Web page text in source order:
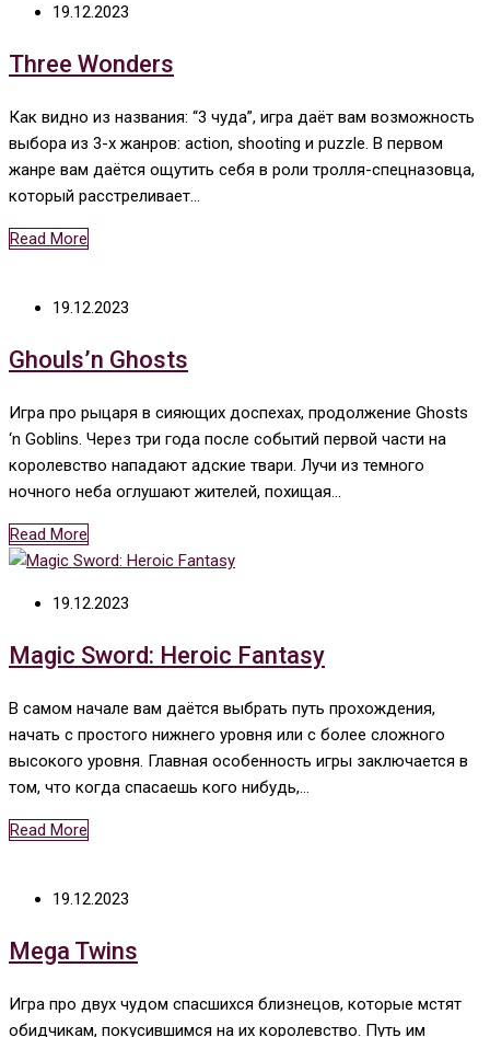
19.12.2023
Three Wonders
Как видно из названия: “3 чуда”, игра даёт вам возможность
выбора из 3-х жанров: action, shooting и puzzle. В первом
жанре вам даётся ощутить себя в роли тролля-спецназовца,
который расстреливает…
Read More
19.12.2023
Ghouls’n Ghosts
Игра про рыцаря в сияющих доспехах, продолжение Ghosts
‘n Goblins. Через три года после событий первой части на
королевство нападают адские твари. Лучи из темного
ночного неба оглушают жителей, похищая…
Read More
19.12.2023
Magic Sword: Heroic Fantasy
В самом начале вам даётся выбрать путь прохождения,
начать с простого нижнего уровня или с более сложного
высокого уровня. Главная особенность игры заключается в
том, что когда спасаешь кого нибудь,…
Read More
19.12.2023
Mega Twins
Игра про двух чудом спасшихся близнецов, которые мстят
обидчикам, покусившимся на их королевство. Путь им